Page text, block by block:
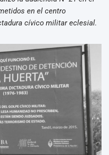
en el centro
cívico militar eclesial.